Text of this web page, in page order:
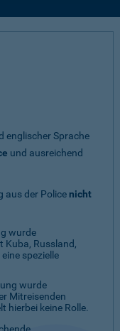
englischer Sprache
und ausreichend
aus der Police nicht
wurde
Kuba, Russland,
spezielle
wurde
Mitreisenden
hierbei keine Rolle.